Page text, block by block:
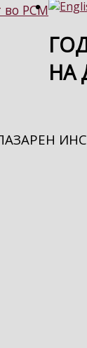
во РСМ
НА